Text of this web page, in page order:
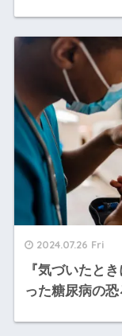
2024.07.26 Fri
『気づいたと
った糖尿病の恐